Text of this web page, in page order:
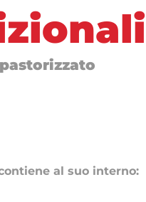
al suo interno: